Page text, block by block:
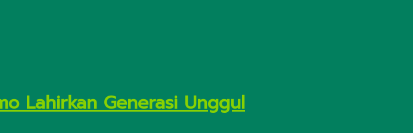
Lahirkan Generasi Unggul